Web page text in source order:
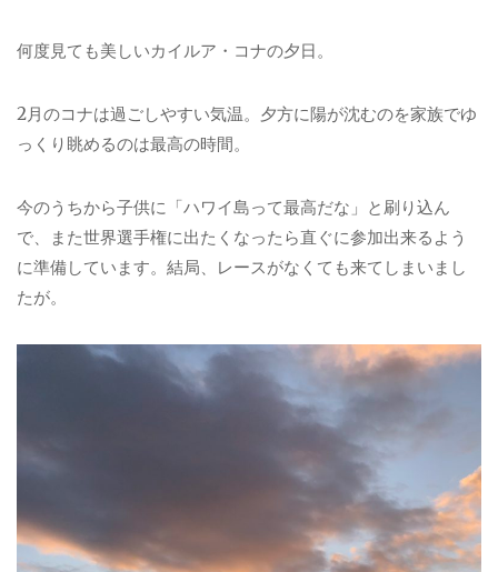
何度見ても美しいカイルア・コナの夕日。
2月のコナは過ごしやすい気温。夕方に陽が沈むのを家族でゆ
っくり眺めるのは最高の時間。
今のうちから子供に「ハワイ島って最高だな」と刷り込ん
で、また世界選手権に出たくなったら直ぐに参加出来るよう
に準備しています。結局、レースがなくても来てしまいまし
たが。